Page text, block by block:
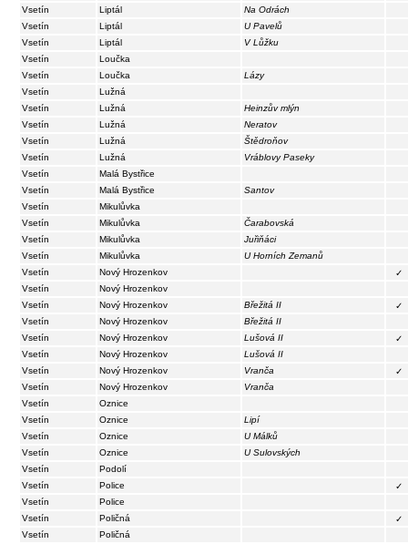
Vsetín
Liptál
Na Odrách
Vsetín
Liptál
U Pavelů
Vsetín
Liptál
V Lůžku
Vsetín
Loučka
Vsetín
Loučka
Lázy
Vsetín
Lužná
Vsetín
Lužná
Heinzův mlýn
Vsetín
Lužná
Neratov
Vsetín
Lužná
Štědroňov
Vsetín
Lužná
Vráblovy Paseky
Vsetín
Malá Bystřice
Vsetín
Malá Bystřice
Santov
Vsetín
Mikulůvka
Vsetín
Mikulůvka
Čarabovská
Vsetín
Mikulůvka
Juřiňáci
Vsetín
Mikulůvka
U Horních Zemanů
Vsetín
Nový Hrozenkov
✓
Vsetín
Nový Hrozenkov
Vsetín
Nový Hrozenkov Břežitá II
✓
Vsetín
Nový Hrozenkov
Břežitá II
Vsetín
Nový Hrozenkov Lušová II
✓
Vsetín
Nový Hrozenkov
Lušová II
Vsetín
Nový Hrozenkov Vranča
✓
Vsetín
Nový Hrozenkov
Vranča
Vsetín
Oznice
Vsetín
Oznice
Lipí
Vsetín
Oznice
U Málků
Vsetín
Oznice
U Sulovských
Vsetín
Podolí
Vsetín
Police
✓
Vsetín
Police
Vsetín
Poličná
✓
Vsetín
Poličná